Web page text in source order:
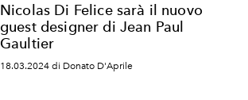
Nicolas Di Felice sarà il nuovo
guest designer di Jean Paul
Gaultier
18.03.2024 di Donato D'Aprile